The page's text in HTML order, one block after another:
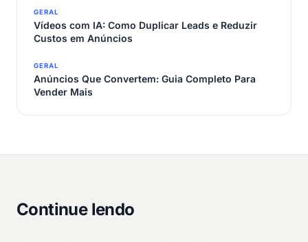
GERAL
Vídeos com IA: Como Duplicar Leads e Reduzir
Custos em Anúncios
GERAL
Anúncios Que Convertem: Guia Completo Para
Vender Mais
Continue lendo